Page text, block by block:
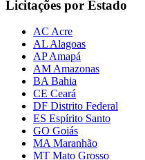
Licitações por Estado
AC Acre
AL Alagoas
AP Amapá
AM Amazonas
BA Bahia
CE Ceará
DF Distrito Federal
ES Espírito Santo
GO Goiás
MA Maranhão
MT Mato Grosso